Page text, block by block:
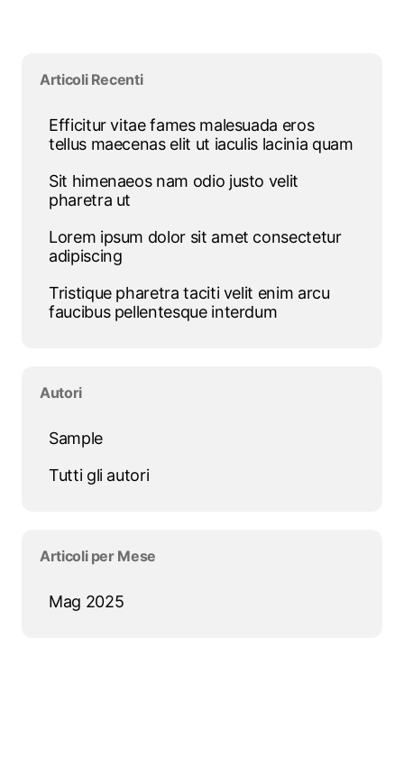
Articoli Recenti
Efficitur vitae fames malesuada eros
tellus maecenas elit ut iaculis lacinia quam
Sit himenaeos nam odio justo velit
pharetra ut
Lorem ipsum dolor sit amet consectetur
adipiscing
Tristique pharetra taciti velit enim arcu
faucibus pellentesque interdum
Autori
Sample
Tutti gli autori
Articoli per Mese
Mag 2025